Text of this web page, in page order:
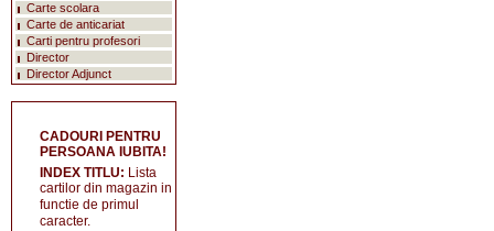
Carte scolara
Carte de anticariat
Carti pentru profesori
Director
Director Adjunct
CADOURI PENTRU
PERSOANA IUBITA!
INDEX TITLU: Lista
cartilor din magazin in
functie de primul
caracter.